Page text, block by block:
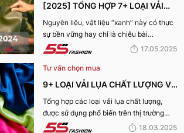
[2025] TỔNG HỢP 7+ LOẠI VẢI
BỀN VỮNG, THÂN THIỆN VỚI MÔI
TRƯỜNG
Nguyên liệu, vật liệu “xanh” này có thực
sự bền vững hay chỉ là chiêu bài
marketing? Cùng 5S Fashion khám phá
năm 2025 giúp bạn nhìn rõ sự thật phía
sau những chiếc bộ trang phục vừa đẹp
17.05.2025
Tư vấn chọn mua
9+ LOẠI VẢI LỤA CHẤT LƯỢNG VÀ
TỐT NHẤT HIỆN NAY
Tổng hợp các loại vải lụa chất lượng,
được sử dụng phổ biến trên thị trường
hiện nay sẽ được 5S Fashion cung cấp
18.03.2025